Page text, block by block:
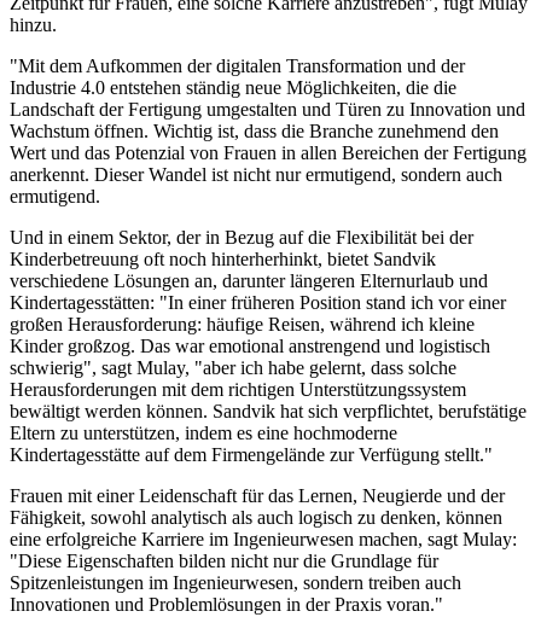
hinzu.
"Mit dem Aufkommen der digitalen Transformation und der
Industrie 4.0 entstehen ständig neue Möglichkeiten, die die
Landschaft der Fertigung umgestalten und Türen zu Innovation und
Wachstum öffnen. Wichtig ist, dass die Branche zunehmend den
Wert und das Potenzial von Frauen in allen Bereichen der Fertigung
anerkennt. Dieser Wandel ist nicht nur ermutigend, sondern auch
ermutigend.
Und in einem Sektor, der in Bezug auf die Flexibilität bei der
Kinderbetreuung oft noch hinterherhinkt, bietet Sandvik
verschiedene Lösungen an, darunter längeren Elternurlaub und
Kindertagesstätten: "In einer früheren Position stand ich vor einer
großen Herausforderung: häufige Reisen, während ich kleine
Kinder großzog. Das war emotional anstrengend und logistisch
schwierig", sagt Mulay, "aber ich habe gelernt, dass solche
Herausforderungen mit dem richtigen Unterstützungssystem
bewältigt werden können. Sandvik hat sich verpflichtet, berufstätige
Eltern zu unterstützen, indem es eine hochmoderne
Kindertagesstätte auf dem Firmengelände zur Verfügung stellt."
Frauen mit einer Leidenschaft für das Lernen, Neugierde und der
Fähigkeit, sowohl analytisch als auch logisch zu denken, können
eine erfolgreiche Karriere im Ingenieurwesen machen, sagt Mulay:
"Diese Eigenschaften bilden nicht nur die Grundlage für
Spitzenleistungen im Ingenieurwesen, sondern treiben auch
Innovationen und Problemlösungen in der Praxis voran."